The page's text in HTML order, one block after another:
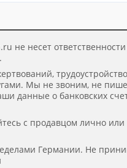
не несет ответственности
Мы не звоним, не
данные о банковских
с продавцом лично или
Германии. Не